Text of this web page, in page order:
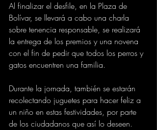
Al finalizar el desfile, en la Plaza de
Bolívar, se llevará a cabo una charla
sobre tenencia responsable, se realizará
la entrega de los premios y una novena
con el fin de pedir que todos los perros y
gatos encuentren una familia.
Durante la jornada, también se estarán
recolectando juguetes para hacer feliz a
un niño en estas festividades, por parte
de los ciudadanos que así lo deseen.